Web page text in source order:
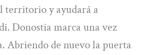
territorio y ayudará a
Donostia marca una vez
Abriendo de nuevo la puerta